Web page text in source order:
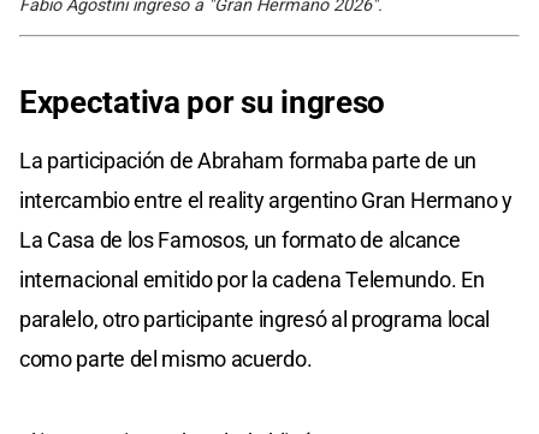
Fabio Agostini ingreso a "Gran Hermano 2026".
Expectativa por su ingreso
La participación de Abraham formaba parte de un
intercambio entre el reality argentino Gran Hermano y
La Casa de los Famosos, un formato de alcance
internacional emitido por la cadena Telemundo. En
paralelo, otro participante ingresó al programa local
como parte del mismo acuerdo.